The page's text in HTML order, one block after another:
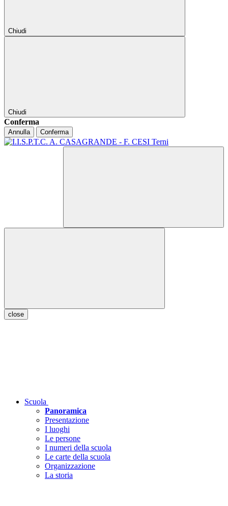
Chiudi
Chiudi
Conferma
Annulla Conferma
close
Scuola
Panoramica
Presentazione
I luoghi
Le persone
I numeri della scuola
Le carte della scuola
Organizzazione
La storia